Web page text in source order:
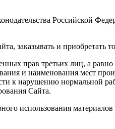
Российской
заказывать и приобретать
прав третьих лиц, а
и наименования мест
к нарушению нормальной
Сайта.
использования